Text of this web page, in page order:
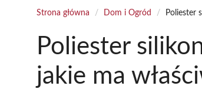
Strona główna / Dom i Ogród / Poliester
Poliester
jakie ma